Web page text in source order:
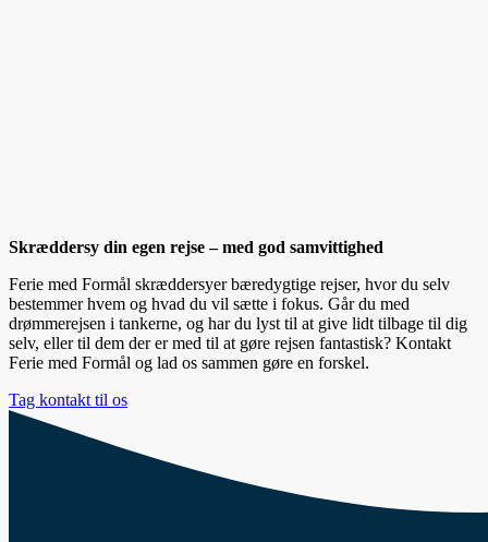
Skræddersy din egen rejse – med god samvittighed
Ferie med Formål skræddersyer bæredygtige rejser, hvor du selv
bestemmer hvem og hvad du vil sætte i fokus. Går du med
drømmerejsen i tankerne, og har du lyst til at give lidt tilbage til dig
selv, eller til dem der er med til at gøre rejsen fantastisk? Kontakt
Ferie med Formål og lad os sammen gøre en forskel.
Tag kontakt til os